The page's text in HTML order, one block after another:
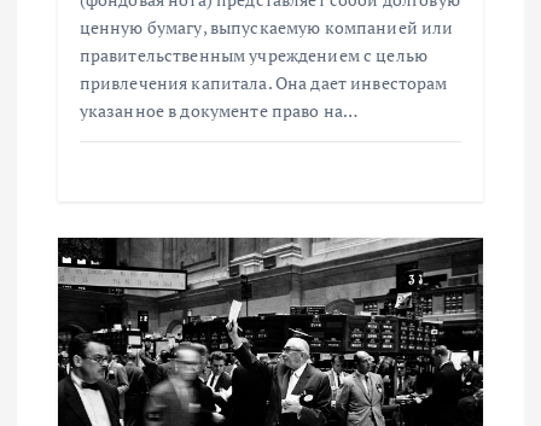
я
м
ценную бумагу, выпускаемую компанией или
правительственным учреждением с целью
привлечения капитала. Она дает инвесторам
указанное в документе право на…